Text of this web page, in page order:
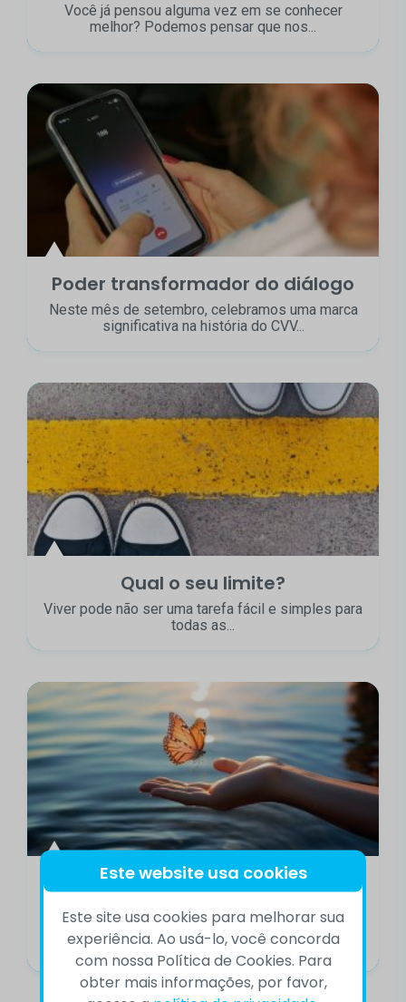
Você já pensou alguma vez em se conhecer
melhor? Podemos pensar que nos...
Poder transformador do diálogo
Neste mês de setembro, celebramos uma marca
significativa na história do CVV...
Qual o seu limite?
Viver pode não ser uma tarefa fácil e simples para
todas as...
CVV busca novos voluntários com
campanha sobre solidariedade
Com uma campanha inspirada na solidariedade, o
Centro de Valorização da Vida...
Este website usa cookies
Este site usa cookies para melhorar sua
experiência. Ao usá-lo, você concorda
com nossa Política de Cookies. Para
obter mais informações, por favor,